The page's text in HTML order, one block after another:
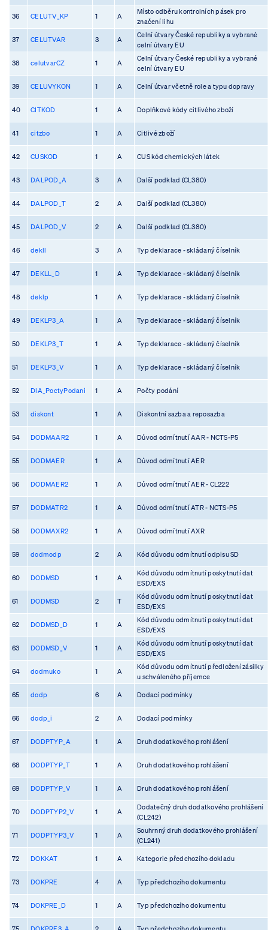
36 CELUTV_KP 1 A
Místo odběru kontrolních pásek pro
značení lihu
37 CELUTVAR 3 A
Celní útvary České republiky a vybrané
celní útvary EU
38 celutvarCZ 1 A
Celní útvary České republiky a vybrané
celní útvary EU
39 CELUVYKON 1 A Celní útvar včetně role a typu dopravy
40 CITKOD 1 A Doplňkové kódy citlivého zboží
41 citzbo 1 A Citlivé zboží
42 CUSKOD 1 A CUS kód chemických látek
43 DALPOD_A 3 A Další podklad (CL380)
44 DALPOD_T 2 A Další podklad (CL380)
45 DALPOD_V 2 A Další podklad (CL380)
46 dekll 3 A Typ deklarace - skládaný číselník
47 DEKLL_D 1 A Typ deklarace - skládaný číselník
48 deklp 1 A Typ deklarace - skládaný číselník
49 DEKLP3_A 1 A Typ deklarace - skládaný číselník
50 DEKLP3_T 1 A Typ deklarace - skládaný číselník
51 DEKLP3_V 1 A Typ deklarace - skládaný číselník
52 DIA_PoctyPodani 1 A Počty podání
53 diskont 1 A Diskontní sazba a reposazba
54 DODMAAR2 1 A Důvod odmítnutí AAR - NCTS-P5
55 DODMAER 1 A Důvod odmítnutí AER
56 DODMAER2 1 A Důvod odmítnutí AER - CL222
57 DODMATR2 1 A Důvod odmítnutí ATR - NCTS-P5
58 DODMAXR2 1 A Důvod odmítnutí AXR
59 dodmodp 2 A Kód důvodu odmítnutí odpisu SD
60 DODMSD 1 A
Kód důvodu odmítnutí poskytnutí dat
ESD/EXS
61 DODMSD 2 T
Kód důvodu odmítnutí poskytnutí dat
ESD/EXS
62 DODMSD_D 1 A
Kód důvodu odmítnutí poskytnutí dat
ESD/EXS
63 DODMSD_V 1 A
Kód důvodu odmítnutí poskytnutí dat
ESD/EXS
64 dodmuko 1 A
Kód důvodu odmítnutí předložení zásilky
u schváleného příjemce
65 dodp 6 A Dodací podmínky
66 dodp_i 2 A Dodací podmínky
67 DODPTYP_A 1 A Druh dodatkového prohlášení
68 DODPTYP_T 1 A Druh dodatkového prohlášení
69 DODPTYP_V 1 A Druh dodatkového prohlášení
70 DODPTYP2_V 1 A
Dodatečný druh dodatkového prohlášení
(CL242)
71 DODPTYP3_V 1 A
Souhrnný druh dodatkového prohlášení
(CL241)
72 DOKKAT 1 A Kategorie předchozího dokladu
73 DOKPRE 4 A Typ předchozího dokumentu
74 DOKPRE_D 1 A Typ předchozího dokumentu